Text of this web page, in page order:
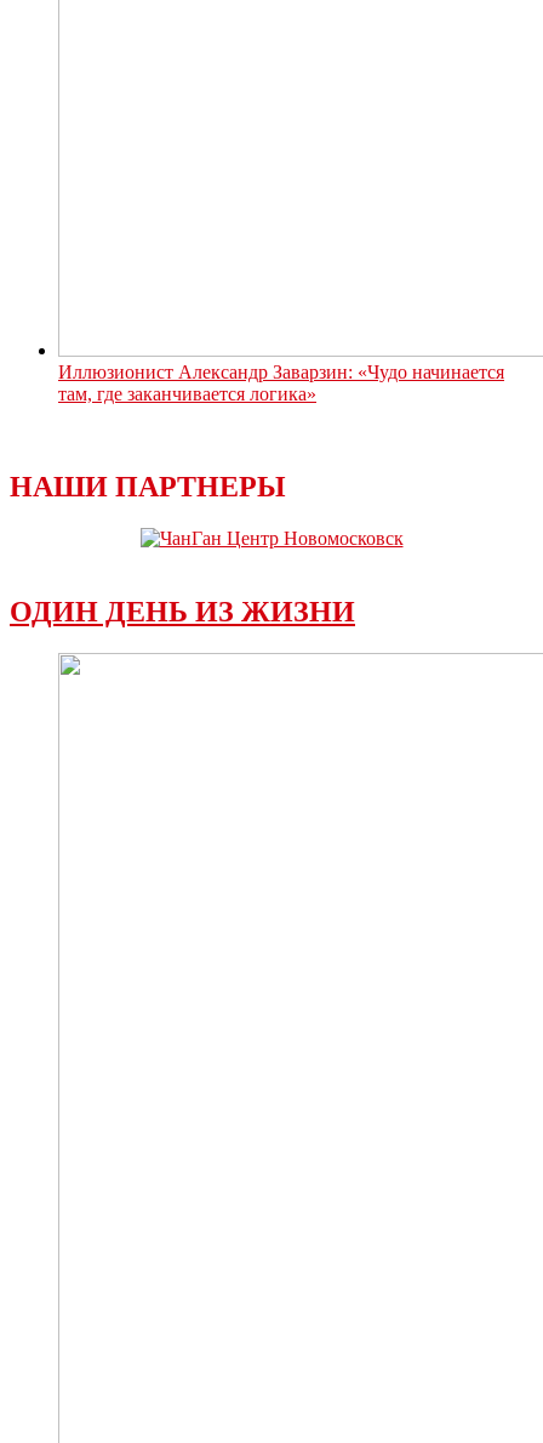
Иллюзионист Александр Заварзин: «Чудо начинается
там, где заканчивается логика»
НАШИ ПАРТНЕРЫ
ОДИН ДЕНЬ ИЗ ЖИЗНИ